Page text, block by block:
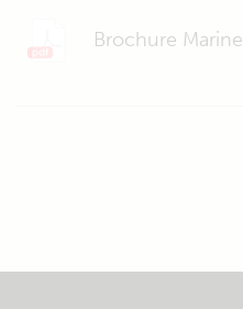
Brochure Marine